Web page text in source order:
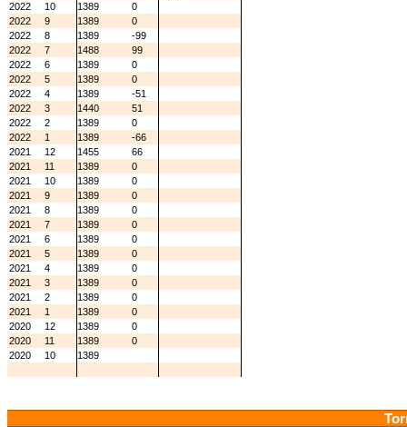
2022
10 1389
0
2022
9 1389
0
2022
8 1389
-99
2022
7 1488
99
2022
6 1389
0
2022
5 1389
0
2022
4 1389
-51
2022
3 1440
51
2022
2 1389
0
2022
1 1389
-66
2021
12 1455
66
2021
11 1389
0
2021
10 1389
0
2021
9 1389
0
2021
8 1389
0
2021
7 1389
0
2021
6 1389
0
2021
5 1389
0
2021
4 1389
0
2021
3 1389
0
2021
2 1389
0
2021
1 1389
0
2020
12 1389
0
2020
11 1389
0
2020
10 1389